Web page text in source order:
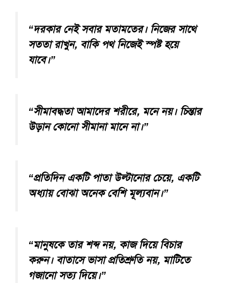
“দরকার নেই সবার মতামতের। নিজের সাথে
সততা রাখুন, বাকি পথ নিজেই স্পষ্ট হয়ে
যাবে।”
“সীমাবদ্ধতা আমাদের শরীরে, মনে নয়। চিন্তার
উড়ান কোনো সীমানা মানে না।”
“প্রতিদিন একটি পাতা উল্টানোর চেয়ে, একটি
অধ্যায় বোঝা অনেক বেশি মূল্যবান।”
“মানুষকে তার শব্দ নয়, কাজ দিয়ে বিচার
করুন। বাতাসে ভাসা প্রতিশ্রুতি নয়, মাটিতে
গজানো সত্য দিয়ে।”